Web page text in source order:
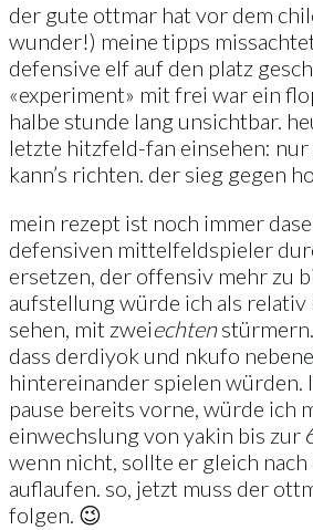
der gute ottmar hat vor dem
wunder!) meine tipps
defensive elf auf den platz
«experiment» mit frei war ein
halbe stunde lang unsichtbar.
letzte hitzfeld-fan einsehen:
kann’s richten. der sieg gegen
mein rezept ist noch immer
defensiven mittelfeldspieler
ersetzen, der offensiv mehr zu
aufstellung würde ich als relativ
sehen, mit zweiechtenstürmern.
dass derdiyok und nkufo
hintereinander spielen würden.
pause bereits vorne, würde ich
einwechslung von yakin bis zur
wenn nicht, sollte er gleich nach
auflaufen. so, jetzt muss der
folgen. 😉